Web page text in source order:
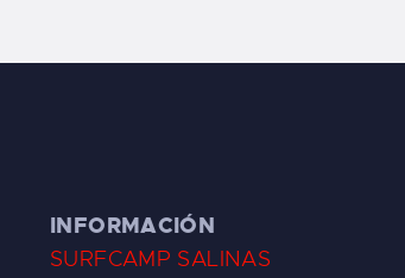
INFORMACIÓN
SURFCAMP SALINAS